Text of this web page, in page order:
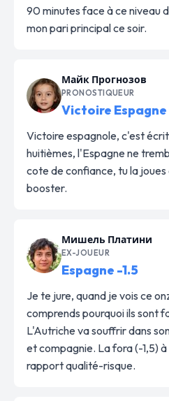
90 minutes face à ce niveau
mon pari principal ce soir.
Майк Прогнозов
PRONOSTIQUEUR
Victoire Espagne
Victoire espagnole, c'est
huitièmes, l'Espagne ne
cote de confiance, tu la
booster.
Мишель Платини
EX-JOUEUR
Espagne -1.5
Je te jure, quand je vois ce
comprends pourquoi ils sont
L'Autriche va souffrir dans
et compagnie. La fora (-1,5)
rapport qualité-risque.